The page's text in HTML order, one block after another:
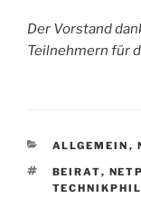
Der Vorstand
Teilnehmern für
KATEGORIEN
ALLGEMEIN ,
BEIRAT,